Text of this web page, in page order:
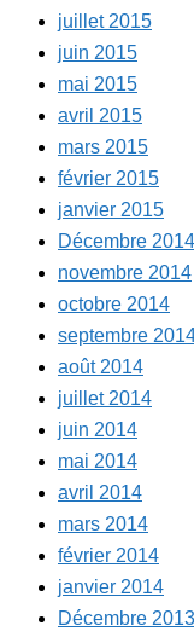
juillet 2015
juin 2015
mai 2015
avril 2015
mars 2015
février 2015
janvier 2015
Décembre 2014
novembre 2014
octobre 2014
septembre
août 2014
juillet 2014
juin 2014
mai 2014
avril 2014
mars 2014
février 2014
janvier 2014
Décembre 2013